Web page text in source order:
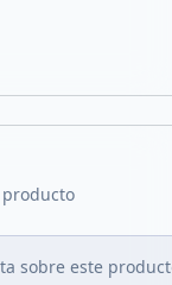
sobre este